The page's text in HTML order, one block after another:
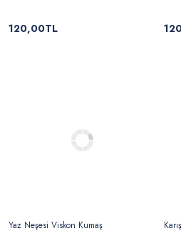
120,00TL
Yaz Neşesi Viskon Kumaş